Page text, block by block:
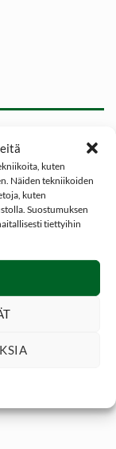
kuten
Näiden tekniikoiden
kuten
Suostumuksen
tiettyihin
ja
on
Magneetit